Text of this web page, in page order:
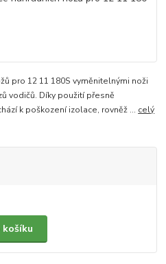
pro 12 11 180S vyměnitelnými noži
vodičů. Díky použití přesně
k poškození izolace, rovněž ... celý